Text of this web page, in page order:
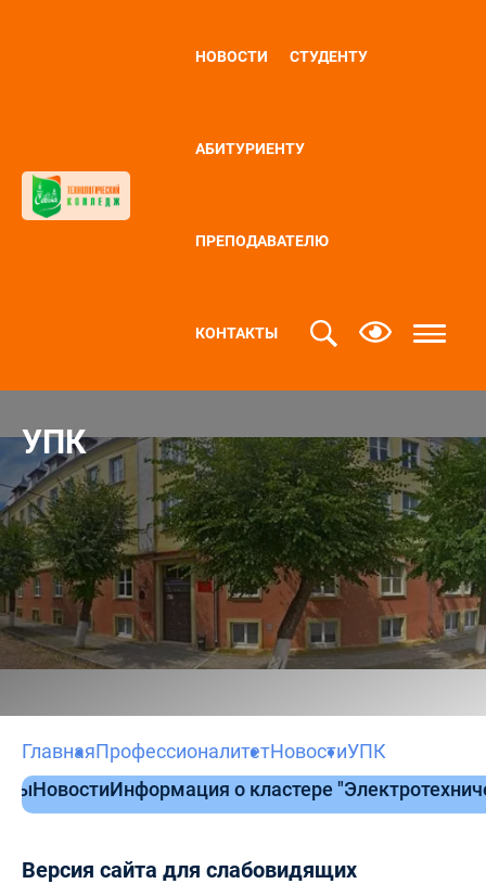
НОВОСТИ СТУДЕНТУ
АБИТУРИЕНТУ
ПРЕПОДАВАТЕЛЮ
КОНТАКТЫ
УПК
ГлавнаяПрофессионалитетНовостиУПК
НовостиИнформация о кластере
Версия сайта для слабовидящих